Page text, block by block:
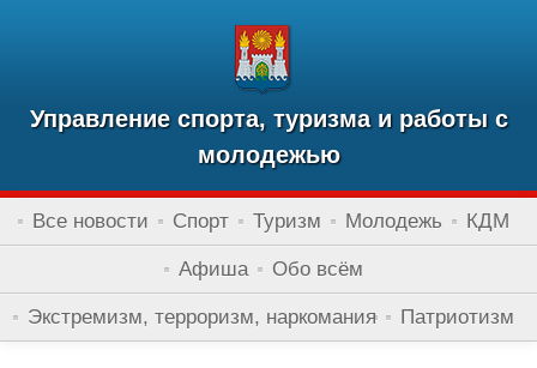
Управление спорта, туризма и работы с
молодежью
Все новости Спорт Туризм Молодежь КДМ
Афиша Обо всём
Экстремизм, терроризм, наркомания Патриотизм